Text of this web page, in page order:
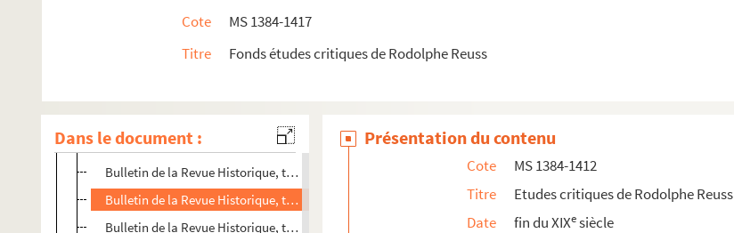
Cote
MS 1384-1417
Titre
Fonds études critiques de Rodolphe Reuss
Dans le document :
Plume alsacienne (A. Lichtenberger, Schuré, Rosseger-Hernon)
Un pédagogue humoriste (Lichtenberger, Line)
Le procès des dominicains de Berne, 1509
Bulletin de la Revue Historique, tom. LXXXIII
Bulletin de la Revue Historique, tom. LXXXVI
Bulletin de la Revue Historique, tom. LXXX
Présentation du contenu
Cote
MS 1384-1412
Titre
Etudes critiques de Rodolphe Reuss
Date
fin du XIXesiècle